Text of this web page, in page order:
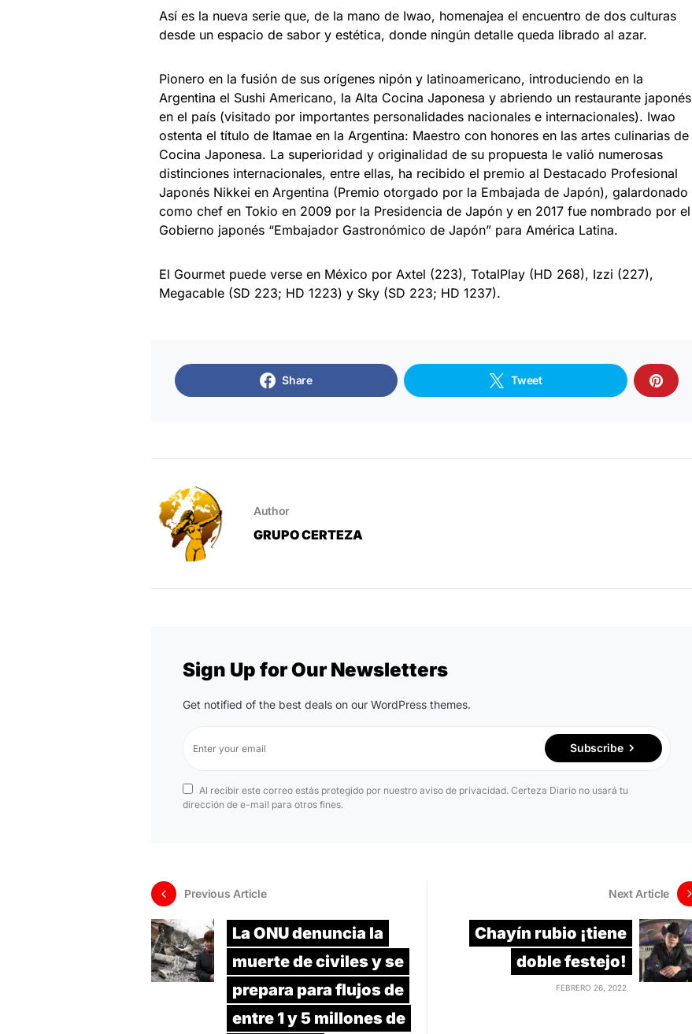
Así es la nueva serie que, de la mano de Iwao, homenajea el encuentro de dos culturas
desde un espacio de sabor y estética, donde ningún detalle queda librado al azar.
Pionero en la fusión de sus orígenes nipón y latinoamericano, introduciendo en la
Argentina el Sushi Americano, la Alta Cocina Japonesa y abriendo un restaurante japonés
en el país (visitado por importantes personalidades nacionales e internacionales). Iwao
ostenta el título de Itamae en la Argentina: Maestro con honores en las artes culinarias de
Cocina Japonesa. La superioridad y originalidad de su propuesta le valió numerosas
distinciones internacionales, entre ellas, ha recibido el premio al Destacado Profesional
Japonés Nikkei en Argentina (Premio otorgado por la Embajada de Japón), galardonado
como chef en Tokio en 2009 por la Presidencia de Japón y en 2017 fue nombrado por el
Gobierno japonés “Embajador Gastronómico de Japón” para América Latina.
El Gourmet puede verse en México por Axtel (223), TotalPlay (HD 268), Izzi (227),
Megacable (SD 223; HD 1223) y Sky (SD 223; HD 1237).
Share Tweet
Author
GRUPO CERTEZA
Sign Up for Our Newsletters
Get notified of the best deals on our WordPress themes.
Subscribe
Al recibir este correo estás protegido por nuestro aviso de privacidad. Certeza Diario no usará tu
dirección de e-mail para otros fines.
Previous Article
La ONU denuncia la
muerte de civiles y se
prepara para flujos de
entre 1 y 5 millones de
Next Article
Chayín rubio ¡tiene
doble festejo!
FEBRERO 26, 2022